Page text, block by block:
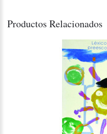
Productos Relacionados